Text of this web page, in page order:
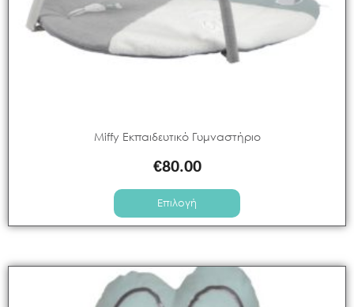
Miffy Εκπαιδευτικό Γυμναστήριο
€80.00
Επιλογή